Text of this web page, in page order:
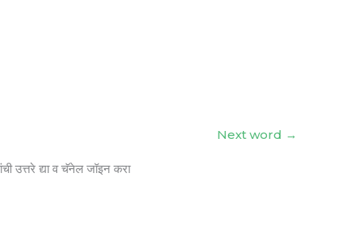
Next word →
उत्तरे द्या व चॅनेल जॉइन करा